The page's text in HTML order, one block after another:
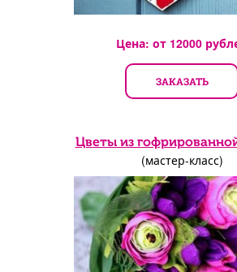
Цена: от 12000
ЗАКАЗАТЬ
Цветы из
(мастер-класс)